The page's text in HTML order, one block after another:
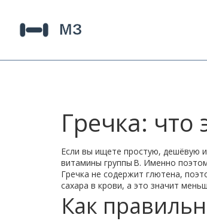
Гречка:
Если вы ищете простую, дешёвую
витамины группы B. Именно
Гречка не содержит глютена,
сахара в крови, а это значит
Как